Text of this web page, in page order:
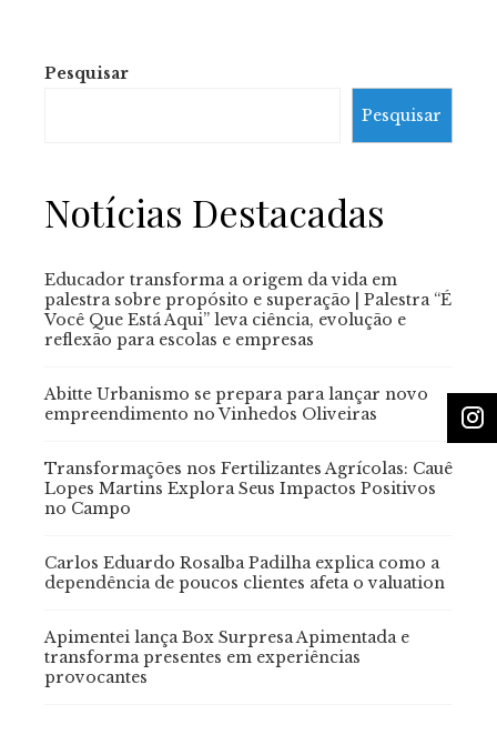
Pesquisar
Pesquisar
Notícias Destacadas
Educador transforma a origem da vida em
palestra sobre propósito e superação | Palestra “É
Você Que Está Aqui” leva ciência, evolução e
reflexão para escolas e empresas
Abitte Urbanismo se prepara para lançar novo
empreendimento no Vinhedos Oliveiras
Transformações nos Fertilizantes Agrícolas: Cauê
Lopes Martins Explora Seus Impactos Positivos
no Campo
Carlos Eduardo Rosalba Padilha explica como a
dependência de poucos clientes afeta o valuation
Apimentei lança Box Surpresa Apimentada e
transforma presentes em experiências
provocantes